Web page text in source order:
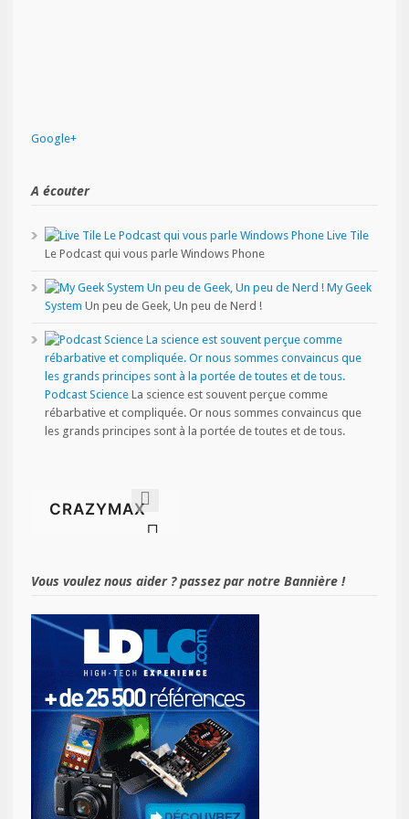
Google+
A écouter
Live Tile
Le Podcast qui vous parle Windows Phone
My Geek
System Un peu de Geek, Un peu de Nerd !
Podcast Science La science est souvent perçue comme
rébarbative et compliquée. Or nous sommes convaincus que
les grands principes sont à la portée de toutes et de tous.
Vous voulez nous aider ? passez par notre Bannière !